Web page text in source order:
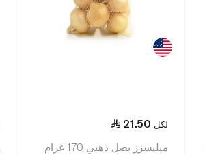
21.50 لكل
ميليسزز بصل ذهبي 170 غرام